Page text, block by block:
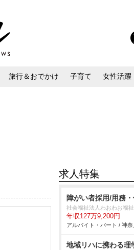
旅行＆おでかけ 子育て 女性活躍
求人特集
障がい者採用/用務
社会福祉法人わおわお福
年収127万9,200円
アルバイト・パート / 神
地域リハに携わる理